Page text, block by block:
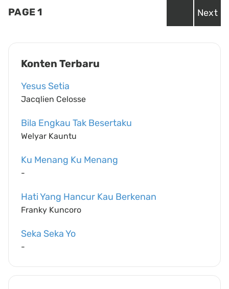
Posts
PAGE1 Next
Konten Terbaru
Yesus Setia
Jacqlien Celosse
Bila Engkau Tak Besertaku
Welyar Kauntu
Ku Menang Ku Menang
-
Hati Yang Hancur Kau Berkenan
Franky Kuncoro
Seka Seka Yo
-